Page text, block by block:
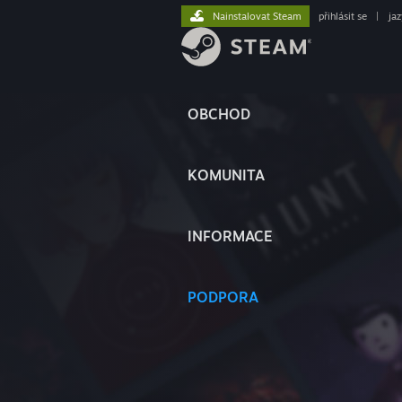
OBCHOD
KOMUNITA
INFORMACE
PODPORA
Nainstalovat Steam přihlásit se